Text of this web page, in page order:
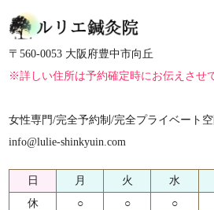
〒560-0053 大阪府豊中市向丘
※詳しい住所は予約確定時にお伝えさせ
女性専門/完全予約制/完全プライベート空
info@lulie-shinkyuin.com
日 月 火 水
休
○ ○ ○